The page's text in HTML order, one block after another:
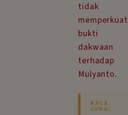
tidak
memperkuat
bukti
dakwaan
terhadap
Mulyanto.
BACA
JUGA: